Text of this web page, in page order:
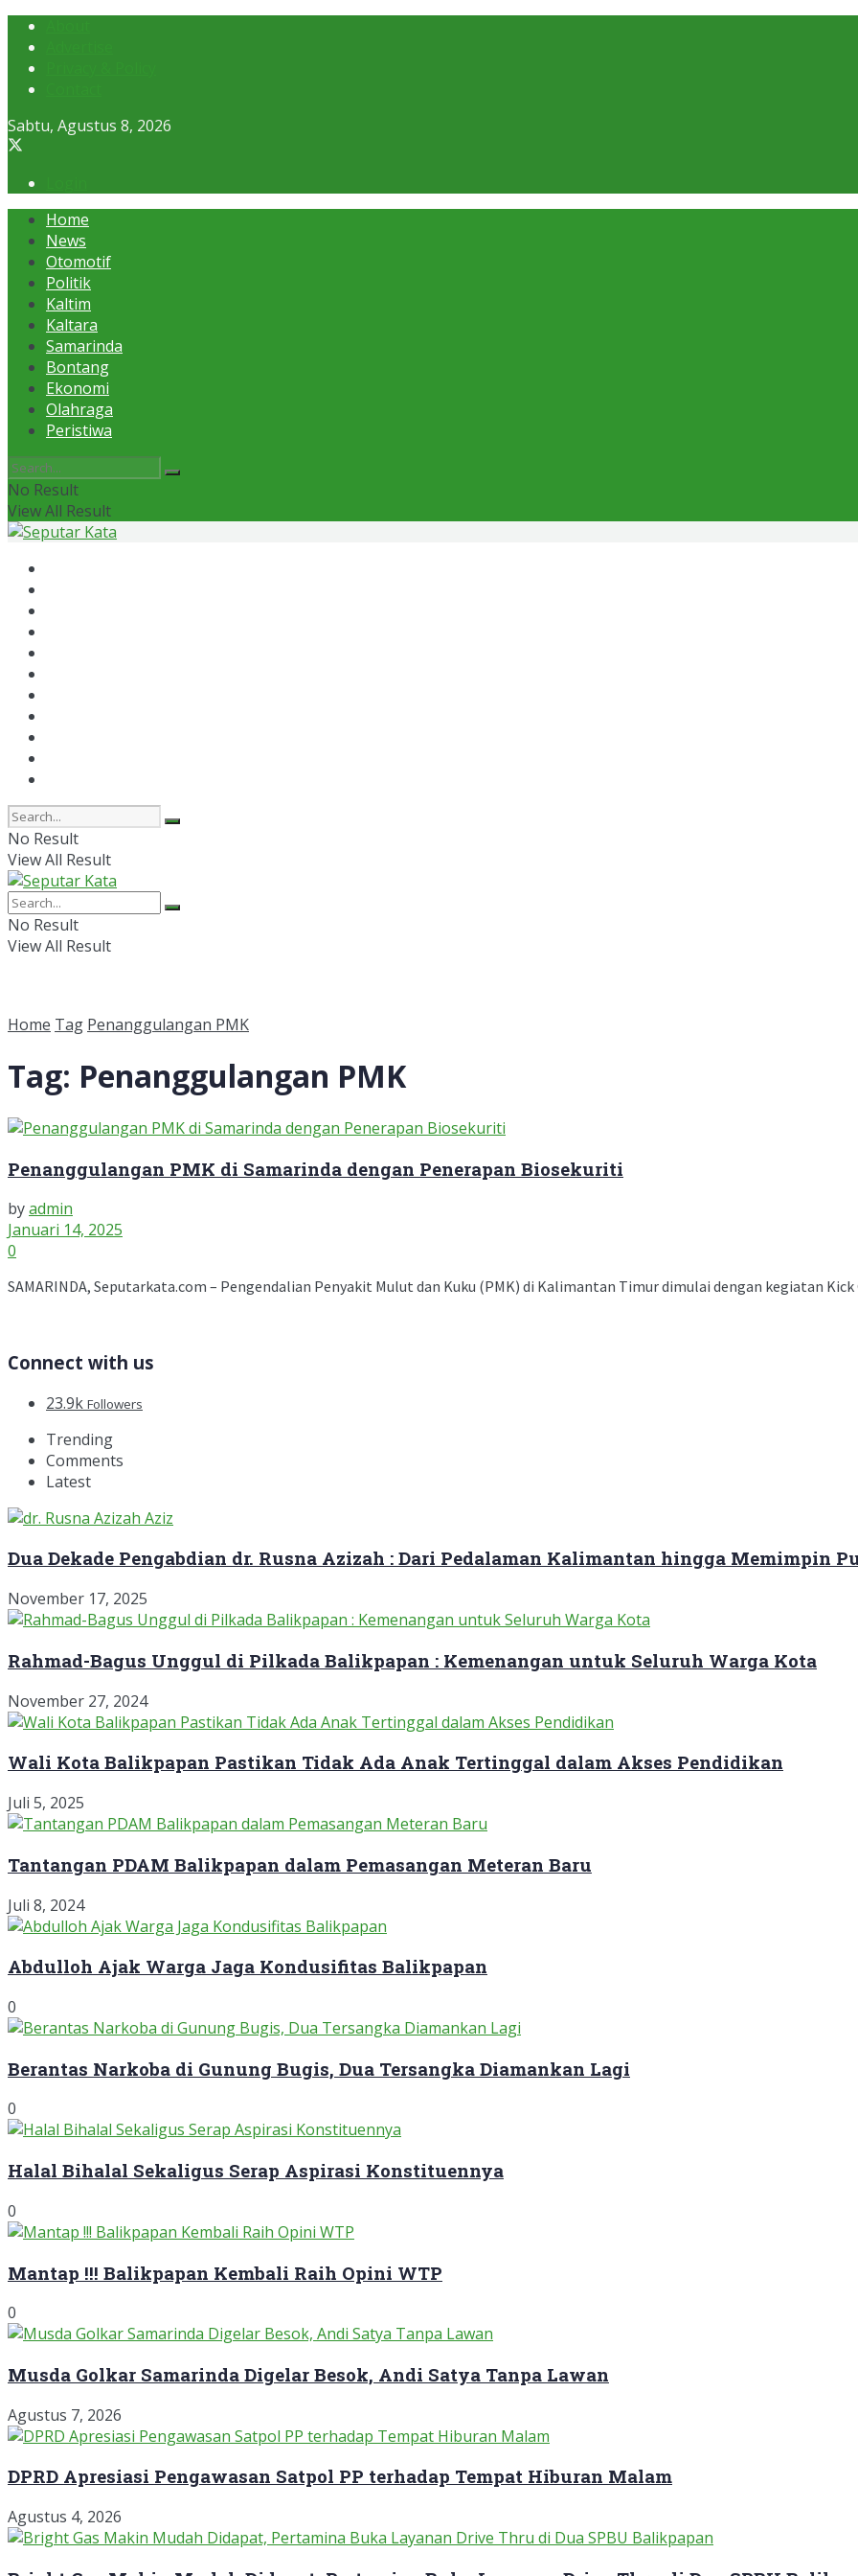
Sabtu, Agustus 8, 2026
Home
News
Otomotif
Politik
Kaltim
Kaltara
Samarinda
Bontang
Ekonomi
Olahraga
Peristiwa
No Result
View All Result
No Result
View All Result
No Result
View All Result
Home Tag Penanggulangan PMK
Tag: Penanggulangan PMK
Penanggulangan PMK di Samarinda dengan Penerapan Biosekuriti
byadmin
Januari 14, 2025
0
SAMARINDA, Seputarkata.com – Pengendalian Penyakit Mulut dan Kuku (PMK) di Kalimantan Timur dimulai dengan kegiatan Kick
Connect with us
23.9k Followers
Trending
Comments
Latest
Dua Dekade Pengabdian dr. Rusna Azizah : Dari Pedalaman Kalimantan hingga Memimpin
November 17, 2025
Rahmad-Bagus Unggul di Pilkada Balikpapan : Kemenangan untuk Seluruh Warga Kota
November 27, 2024
Wali Kota Balikpapan Pastikan Tidak Ada Anak Tertinggal dalam Akses Pendidikan
Juli 5, 2025
Tantangan PDAM Balikpapan dalam Pemasangan Meteran Baru
Juli 8, 2024
Abdulloh Ajak Warga Jaga Kondusifitas Balikpapan
0
Berantas Narkoba di Gunung Bugis, Dua Tersangka Diamankan Lagi
0
Halal Bihalal Sekaligus Serap Aspirasi Konstituennya
0
Mantap !!! Balikpapan Kembali Raih Opini WTP
0
Musda Golkar Samarinda Digelar Besok, Andi Satya Tanpa Lawan
Agustus 7, 2026
DPRD Apresiasi Pengawasan Satpol PP terhadap Tempat Hiburan Malam
Agustus 4, 2026